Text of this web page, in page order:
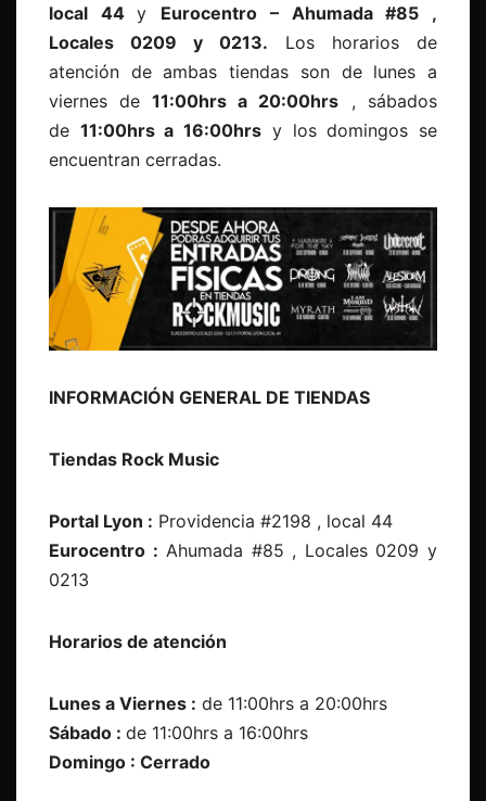
local 44y Eurocentro – Ahumada #85 ,
Locales 0209 y 0213. Los horarios de
atención de ambas tiendas son de lunes a
viernes de 11:00hrs a 20:00hrs , sábados
de 11:00hrs a 16:00hrs y los domingos se
encuentran cerradas.
INFORMACIÓN GENERAL DE TIENDAS
Tiendas Rock Music
Portal Lyon : Providencia #2198 , local 44
Eurocentro : Ahumada #85 , Locales 0209 y
0213
Horarios de atención
Lunes a Viernes : de 11:00hrs a 20:00hrs
Sábado : de 11:00hrs a 16:00hrs
Domingo : Cerrado